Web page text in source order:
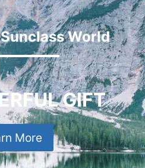
World
GIFT
More